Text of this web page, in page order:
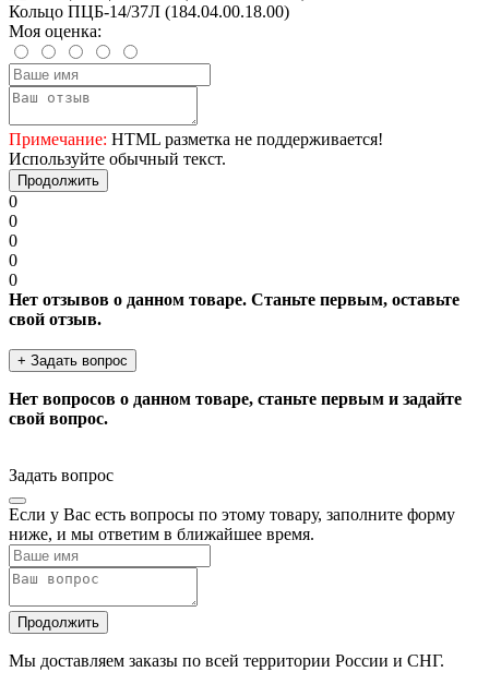
Кольцо ПЦБ-14/37Л (184.04.00.18.00)
Моя оценка:
Примечание: HTML разметка не поддерживается!
Используйте обычный текст.
Продолжить
0
0
0
0
0
Нет отзывов о данном товаре. Станьте первым, оставьте
свой отзыв.
+ Задать вопрос
Нет вопросов о данном товаре, станьте первым и задайте
свой вопрос.
Задать вопрос
Если у Вас есть вопросы по этому товару, заполните форму
ниже, и мы ответим в ближайшее время.
Продолжить
Мы доставляем заказы по всей территории России и СНГ.